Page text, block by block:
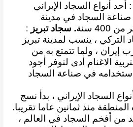
: أحد أنواع السجاد الإيراني
صناعة السجاد في مدينة
سنة
. سجاد تبريز :
التركي ، ينسب لمدينة تبريز
إيران ، ولما تتمتع به من
الاغنام أدى لتوفر أجود
في صناعة السجاد
السجاد الإيراني ، بدأ نسج
منذ ثمانين عاما تقريبا.
من أفخم السجاد في العالم ،